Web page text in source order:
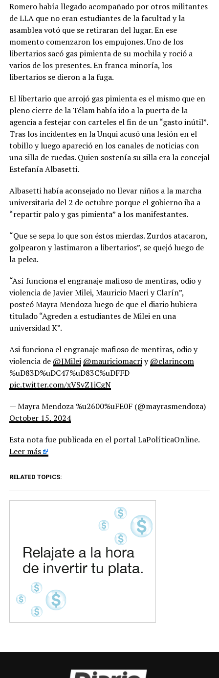
Romero había llegado acompañado por otros militantes
de LLA que no eran estudiantes de la facultad y la
asamblea votó que se retiraran del lugar. En ese
momento comenzaron los empujones. Uno de los
libertarios sacó gas pimienta de su mochila y roció a
varios de los presentes. En franca minoría, los
libertarios se dieron a la fuga.
El libertario que arrojó gas pimienta es el mismo que en
pleno cierre de la Télam había ido a la puerta de la
agencia a festejar con carteles el fin de un “gasto inútil”.
Tras los incidentes en la Unqui acusó una lesión en el
tobillo y luego apareció en los canales de noticias con
una silla de ruedas. Quien sostenía su silla era la concejal
Estefanía Albasetti.
Albasetti había aconsejado no llevar niños a la marcha
universitaria del 2 de octubre porque el gobierno iba a
“repartir palo y gas pimienta” a los manifestantes.
“Que se sepa lo que son éstos mierdas. Zurdos atacaron,
golpearon y lastimaron a libertarios”, se quejó luego de
la pelea.
“Así funciona el engranaje mafioso de mentiras, odio y
violencia de Javier Milei, Mauricio Macri y Clarín”,
posteó Mayra Mendoza luego de que el diario hubiera
titulado “Agreden a estudiantes de Milei en una
universidad K”.
Asi funciona el engranaje mafioso de mentiras, odio y
violencia de @JMilei @mauriciomacriy@clarincom
%uD83D%uDC47%uD83C%uDFFD
pic.twitter.com/xVSvZ1jCgN
— Mayra Mendoza %u2600%uFE0F (@mayrasmendoza)
October 15, 2024
Esta nota fue publicada en el portal LaPolíticaOnline.
Leer más
RELATED TOPICS: